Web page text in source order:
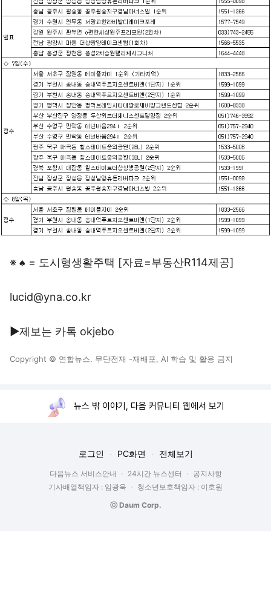
※ ♠ = 도시형생활주택 [자료=부동산R114제공]
lucid@yna.co.kr
▶제보는 카톡 okjebo
Copyright © 연합뉴스. 무단전재 -재배포, AI 학습 및 활용 금지
뉴스 밖 이야기, 다음 커뮤니티 웹에서 보기
로그인 PC화면 전체보기
다음뉴스 서비스안내 24시간 뉴스센터
공지사항
기사배열책임자 : 임광욱
청소년보호책임자 : 이호원
ⓒ Daum Corp.